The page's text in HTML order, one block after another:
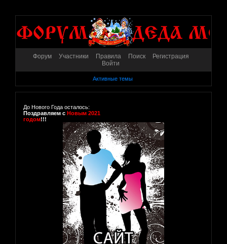
Форум Участники Правила Поиск
Регистрация
Войти
Активные темы
До Нового Года осталось:
Поздравляем с Новым 2021
годом!!!